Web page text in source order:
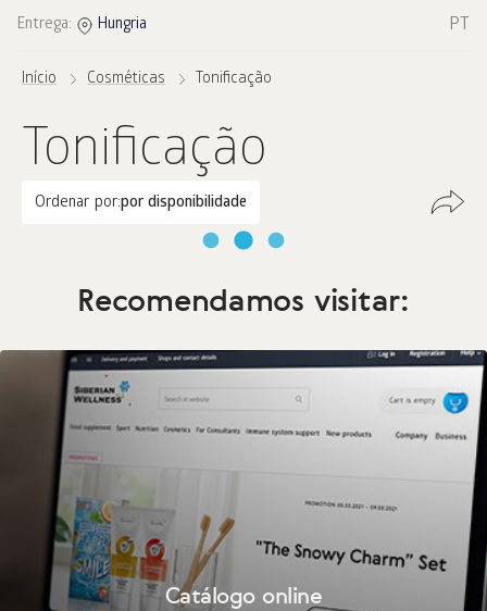
Entrega: Hungria PT
Início Cosméticas Tonificação
Tonificação
Ordenar por:por disponibilidade
Recomendamos visitar:
Catálogo online